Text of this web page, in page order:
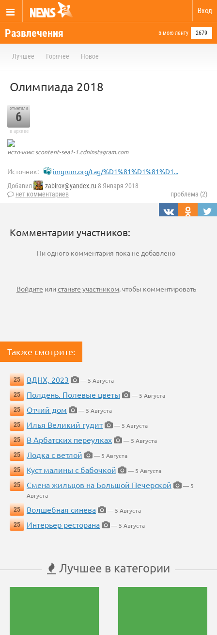
Вход
Развлечения в мою ленту 2679
Лучшее Горячее Новое
Олимпиада 2018
отметили
6
в архиве
источник: scontent-sea1-1.cdninstagram.com
Источник: imgrum.org/tag/%D1%81%D1%81%D1...
Добавил zabirov@yandex.ru 8 Января 2018
нет комментариев
проблема (2)
Комментарии участников:
Ни одного комментария пока не добавлено
Войдите илистаньте участником, чтобы комментировать
Также смотрите:
25 ВДНХ, 2023
— 5 Августа
25
Полдень. Полевые цветы
— 5 Августа
25
Отчий дом
— 5 Августа
25
Илья Великий гудит
— 5 Августа
25
В Арбатских переулках
— 5 Августа
25
Лодка с ветлой
— 5 Августа
25
Куст малины с бабочкой
— 5 Августа
25
Смена жильцов на Большой Печерской
— 5
Августа
25
Волшебная синева
— 5 Августа
25
Интерьер ресторана — 5 Августа
Лучшее в категории